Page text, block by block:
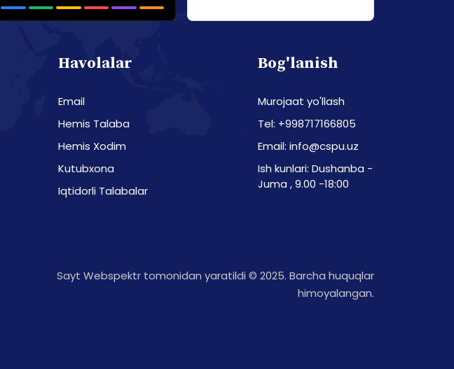
Havolalar
Email
Hemis Talaba
Hemis Xodim
Kutubxona
Iqtidorli Talabalar
Bog'lanish
Murojaat yo'llash
Tel: +998717166805
Email: info@cspu.uz
Ish kunlari: Dushanba -
Juma , 9.00 -18:00
Sayt Webspektr tomonidan yaratildi © 2025. Barcha huquqlar
himoyalangan.